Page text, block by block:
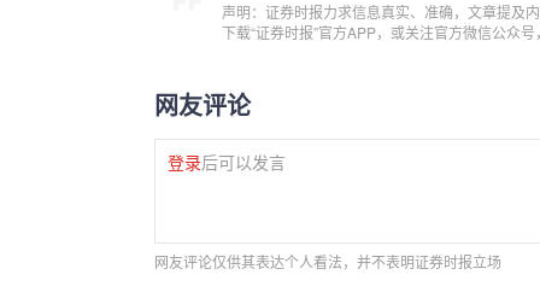
声明：证券时报力求信息真实、准确，文章提及
下载“证券时报”官方APP，或关注官方微信公众
网友评论
登录后可以发言
网友评论仅供其表达个人看法，并不表明证券时报立场